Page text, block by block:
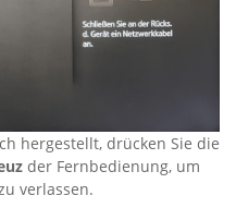
hergestellt, drücken Sie die
der Fernbedienung, um
verlassen.